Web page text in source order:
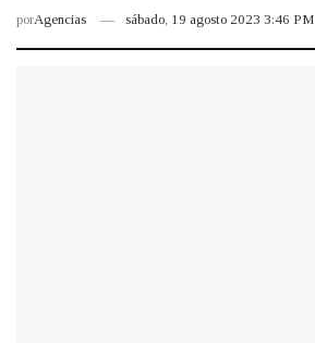
porAgencias sábado, 19 agosto 2023 3:46 PM